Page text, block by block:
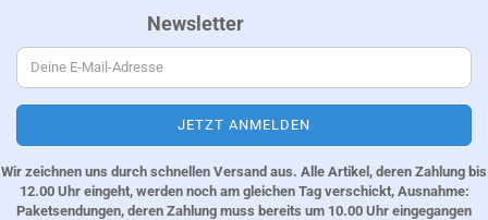
Newsletter
Wir zeichnen uns durch schnellen Versand aus. Alle Artikel, deren Zahlung bis
12.00 Uhr eingeht, werden noch am gleichen Tag verschickt, Ausnahme:
Paketsendungen, deren Zahlung muss bereits um 10.00 Uhr eingegangen